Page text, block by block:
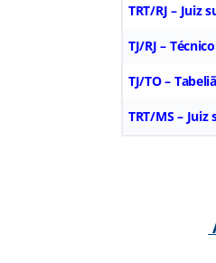
TRT/RJ – Juiz
TJ/RJ –
TJ/TO –
TRT/MS –